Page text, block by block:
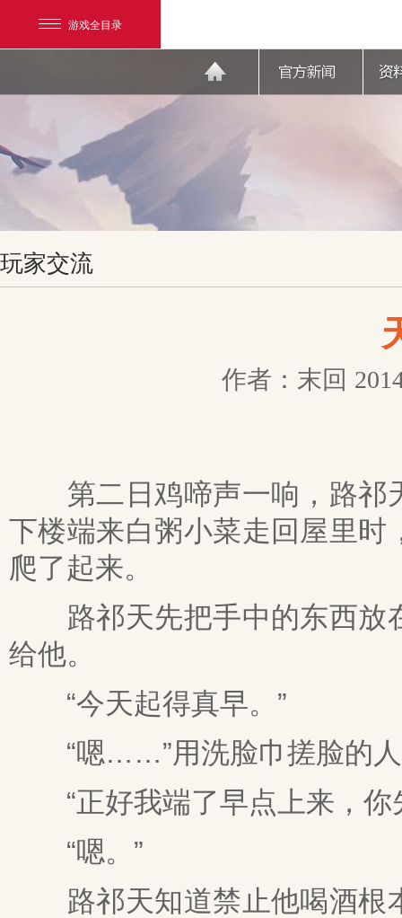
游戏全目录
玩家交流
作者：末回
第二日鸡啼声一响，路祁
下楼端来白粥小菜走回屋里
爬了起来。
路祁天先把手中的东西放
给他。
“今天起得真早。”
“嗯……”用洗脸巾搓脸的人
“正好我端了早点上来，你
“嗯。”
路祁天知道禁止他喝酒根